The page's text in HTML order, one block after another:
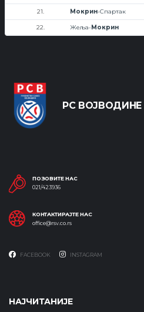
21. Мокрин-Спартак
22. Жеља-Мокрин
РС ВОЈВОДИНЕ
ПОЗОВИТЕ НАС
021/423936
КОНТАКТИРАЈТЕ НАС
office@rsv.co.rs
FACEBOOK INSTAGRAM
НАЈЧИТАНИЈЕ